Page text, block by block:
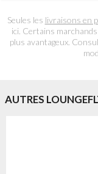
Seules les livraisons en
ici. Certains
plus avantageux.
AUTRES